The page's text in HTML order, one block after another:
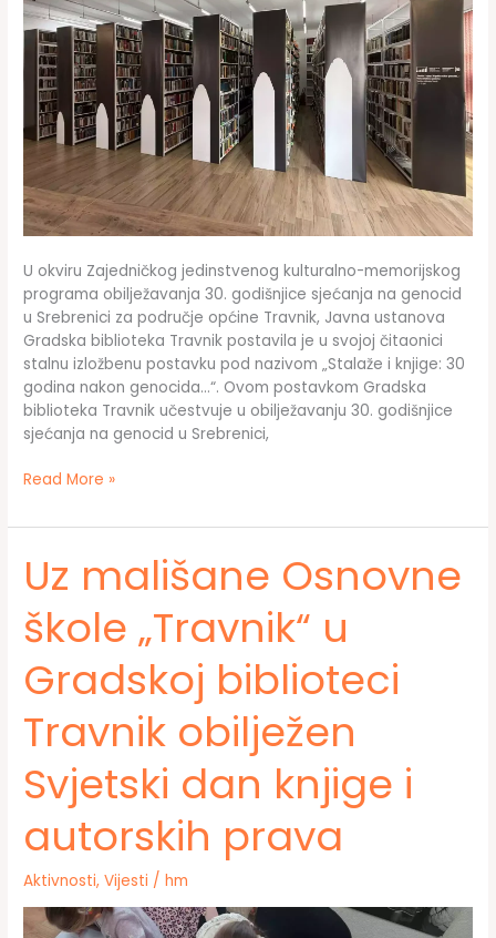
U okviru Zajedničkog jedinstvenog kulturalno-memorijskog
programa obilježavanja 30. godišnjice sjećanja na genocid
u Srebrenici za područje općine Travnik, Javna ustanova
Gradska biblioteka Travnik postavila je u svojoj čitaonici
stalnu izložbenu postavku pod nazivom „Stalaže i knjige: 30
godina nakon genocida…“. Ovom postavkom Gradska
biblioteka Travnik učestvuje u obilježavanju 30. godišnjice
sjećanja na genocid u Srebrenici,
U
obilježena
godišnjica
genocida
u
Srebrenici
kroz
izložbenu
biblioteci
Read More »
Uz mališane Osnovne
škole „Travnik“ u
Gradskoj biblioteci
Travnik obilježen
Svjetski dan knjige i
autorskih prava
Aktivnosti,Vijesti /hm